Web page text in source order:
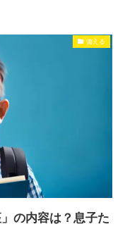
備える
の内容は？息子た